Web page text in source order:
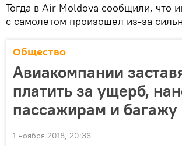
Тогда в Air Moldova сообщили, что
с самолетом произошел из-за
Общество
Авиакомпании
платить за ущерб,
пассажирам и багажу
1 ноября 2018, 20:36